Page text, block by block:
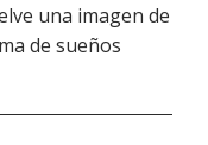
una imagen de
de sueños